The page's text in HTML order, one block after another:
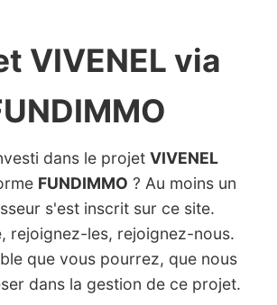
VIVENEL via
dans le projet VIVENEL
FUNDIMMO ? Au moins un
s'est inscrit sur ce site.
rejoignez-les, rejoignez-nous.
que vous pourrez, que nous
dans la gestion de ce projet.